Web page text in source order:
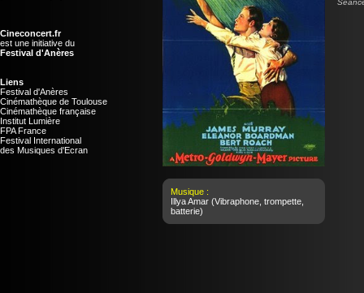
Cineconcert.fr
est une initiative du
Festival d'Anères
Liens
Festival d'Anères
Cinémathèque de Toulouse
Cinémathèque française
Institut Lumière
FPA France
Festival International
des Musiques d'Ecran
Musique :
Illya Amar (Vibraphone, trompette,
batterie)